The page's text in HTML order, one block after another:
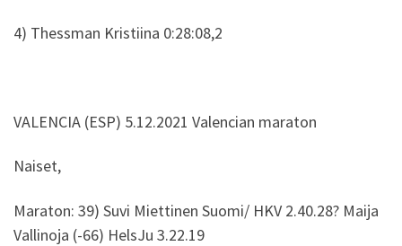
4) Thessman Kristiina 0:28:08,2
VALENCIA (ESP) 5.12.2021 Valencian maraton
Naiset,
Maraton: 39) Suvi Miettinen Suomi/ HKV 2.40.28? Maija
Vallinoja (-66) HelsJu 3.22.19